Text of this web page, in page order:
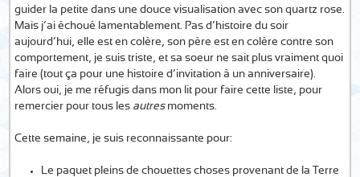
guider la petite dans une douce visualisation avec son quartz rose.
Mais j’ai échoué lamentablement. Pas d’histoire du soir
aujourd’hui, elle est en colère, son père est en colère contre son
comportement, je suis triste, et sa soeur ne sait plus vraiment quoi
faire (tout ça pour une histoire d’invitation à un anniversaire).
Alors oui, je me réfugis dans mon lit pour faire cette liste, pour
remercier pour tous les autresmoments.
Cette semaine, je suis reconnaissante pour:
Le paquet pleins de chouettes choses provenant de la Terre